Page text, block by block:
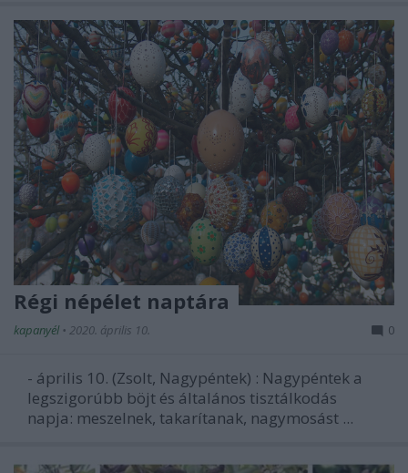
Régi népélet naptára
kapanyél • 2020. április 10. 0
- április 10. (Zsolt, Nagypéntek) : Nagypéntek a
legszigorúbb böjt és általános tisztálkodás
napja: meszelnek, takarítanak, nagymosást ...